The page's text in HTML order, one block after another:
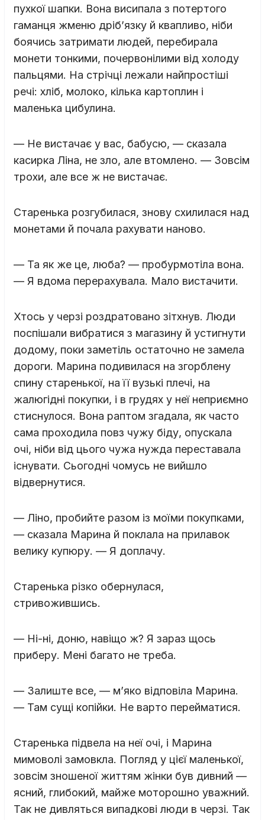
пухкої шапки. Вона висипала з потертого
гаманця жменю дріб’язку й квапливо, ніби
боячись затримати людей, перебирала
монети тонкими, почервонілими від холоду
пальцями. На стрічці лежали найпростіші
речі: хліб, молоко, кілька картоплин і
маленька цибулина.
— Не вистачає у вас, бабусю, — сказала
касирка Ліна, не зло, але втомлено. — Зовсім
трохи, але все ж не вистачає.
Старенька розгубилася, знову схилилася над
монетами й почала рахувати наново.
— Та як же це, люба? — пробурмотіла вона.
— Я вдома перерахувала. Мало вистачити.
Хтось у черзі роздратовано зітхнув. Люди
поспішали вибратися з магазину й устигнути
додому, поки заметіль остаточно не замела
дороги. Марина подивилася на згорблену
спину старенької, на її вузькі плечі, на
жалюгідні покупки, і в грудях у неї неприємно
стиснулося. Вона раптом згадала, як часто
сама проходила повз чужу біду, опускала
очі, ніби від цього чужа нужда переставала
існувати. Сьогодні чомусь не вийшло
відвернутися.
— Ліно, пробийте разом із моїми покупками,
— сказала Марина й поклала на прилавок
велику купюру. — Я доплачу.
Старенька різко обернулася,
стривожившись.
— Ні-ні, доню, навіщо ж? Я зараз щось
приберу. Мені багато не треба.
— Залиште все, — м’яко відповіла Марина.
— Там сущі копійки. Не варто перейматися.
Старенька підвела на неї очі, і Марина
мимоволі замовкла. Погляд у цієї маленької,
зовсім зношеної життям жінки був дивний —
ясний, глибокий, майже моторошно уважний.
Так не дивляться випадкові люди в черзі. Так